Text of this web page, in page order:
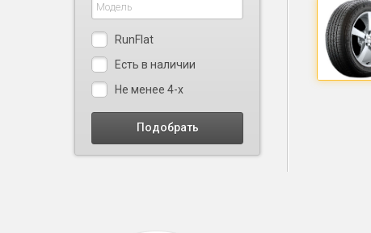
RunFlat
Есть в наличии
Не менее 4-х